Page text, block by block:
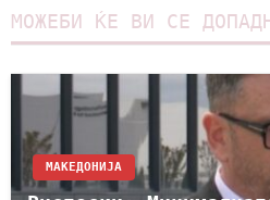
МОЖЕБИ ЌЕ ВИ СЕ
МАКЕДОНИЈА